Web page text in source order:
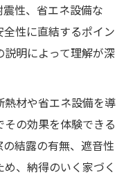
性、省エネ設備な
性に直結するポイン
説明によって理解が深
材や省エネ設備を導
の効果を体験できる
結露の有無、遮音性
、納得のいく家づく